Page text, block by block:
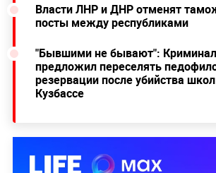
Власти ЛНР и ДНР отменят
посты между республиками
"Бывшими не бывают":
предложил переселять
резервации после убийства
Кузбассе